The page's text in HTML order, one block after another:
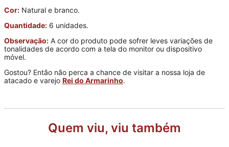
Cor: Natural e branco.
Quantidade: 6 unidades.
Observação: A cor do produto pode sofrer leves variações de
tonalidades de acordo com a tela do monitor ou dispositivo
móvel.
Gostou? Então não perca a chance de visitar a nossa loja de
atacado e varejo Rei do Armarinho.
Quem viu, viu também